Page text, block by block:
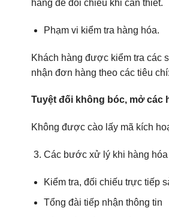
hàng để đối chiếu khi cần thiết.
Phạm vi kiểm tra hàng hóa.
Khách hàng được kiểm tra các
nhận đơn hàng theo các tiêu
Tuyệt đối không bóc, mở các
Không được cào lấy mã kích
Các bước xử lý khi hàng
Kiểm tra, đối chiếu trực tiếp
Tổng đài tiếp nhận thông tin